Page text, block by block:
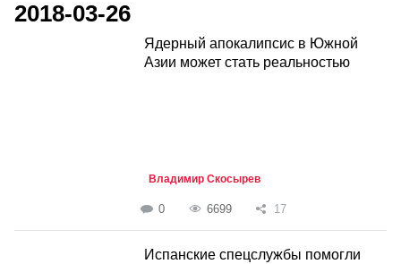
2018-03-26
Ядерный апокалипсис в Южной
Азии может стать реальностью
Владимир Скосырев
0 6699 17
Испанские спецслужбы помогли